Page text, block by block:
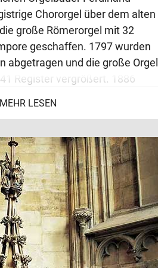
Chororgel über dem alten
große Römerorgel mit 32
geschaffen. 1797 wurden
abgetragen und die große Orgel
Register vergrößert. 1886
„Riesenorgel“
Jahres 1945 schuf Johann
1952 eineelektronische
eine aus Spenden finanzierte
mit 125 Registern. Die
Vatikanischen Konzils
Kirchenmusik als von einem
Bestandteil“ des
MEHR LESEN